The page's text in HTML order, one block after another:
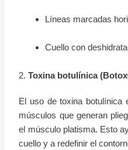
Líneas marcadas
Cuello con
2.Toxina botulínica
El uso de toxina botulínica
músculos que generan
el músculo platisma. Esto
cuello y a redefinir el